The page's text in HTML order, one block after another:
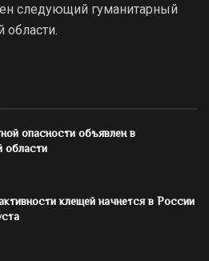
следующий гуманитарный
области.
опасности объявлен в
области
клещей начнется в России